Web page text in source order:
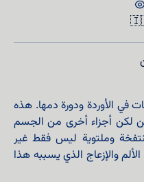
الأوردة ودورة دمها. هذه
لكن أجزاء أخرى من الجسم
وملتوية ليس فقط غير
والإزعاج الذي يسببه هذا